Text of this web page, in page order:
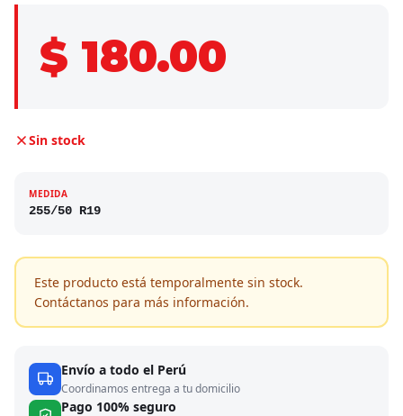
$ 180.00
Sin stock
MEDIDA
255/50 R19
Este producto está temporalmente sin stock.
Contáctanos para más información.
Envío a todo el Perú
Coordinamos entrega a tu domicilio
Pago 100% seguro